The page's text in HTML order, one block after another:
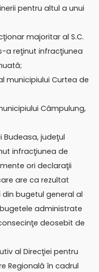
pentru altul a unui
acţionar majoritar al S.C.
a reţinut infracţiunea
municipiului Curtea de
Câmpulung,
Budeasa, judeţul
infracţiunea de
ori declaraţii
are ca rezultat
bugetul general al
administrate
deosebit de
al Direcţiei pentru
Regională în cadrul